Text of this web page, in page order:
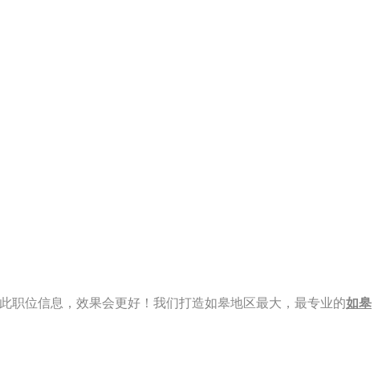
职位信息，效果会更好！我们打造如皋地区最大，最专业的如皋